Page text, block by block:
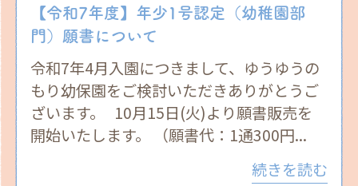
【令和7年度】年少1号認定（幼稚園部
門）願書について
令和7年4月入園につきまして、ゆうゆうの
もり幼保園をご検討いただきありがとうご
ざいます。 10月15日(火)より願書販売を
開始いたします。 （願書代：1通300円...
続きを読む